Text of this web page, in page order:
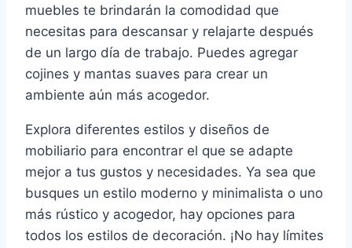
muebles te brindarán la comodidad que
necesitas para descansar y relajarte después
de un largo día de trabajo. Puedes agregar
cojines y mantas suaves para crear un
ambiente aún más acogedor.
Explora diferentes estilos y diseños de
mobiliario para encontrar el que se adapte
mejor a tus gustos y necesidades. Ya sea que
busques un estilo moderno y minimalista o uno
más rústico y acogedor, hay opciones para
todos los estilos de decoración. ¡No hay límites